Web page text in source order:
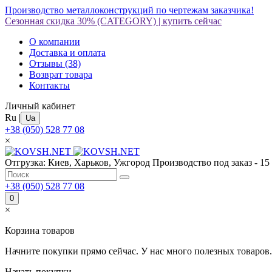
Производство металлоконструкций по чертежам заказчика!
Сезонная скидка 30% (CATEGORY) | купить сейчас
О компании
Доставка и оплата
Отзывы (38)
Возврат товара
Контакты
Личный кабинет
Ru | Ua
+38 (050) 528 77 08
×
Отгрузка: Киев, Харьков, Ужгород Производство под заказ -
+38 (050) 528 77 08
0
×
Корзина товаров
Начните покупки прямо сейчас. У нас много полезных товаров.